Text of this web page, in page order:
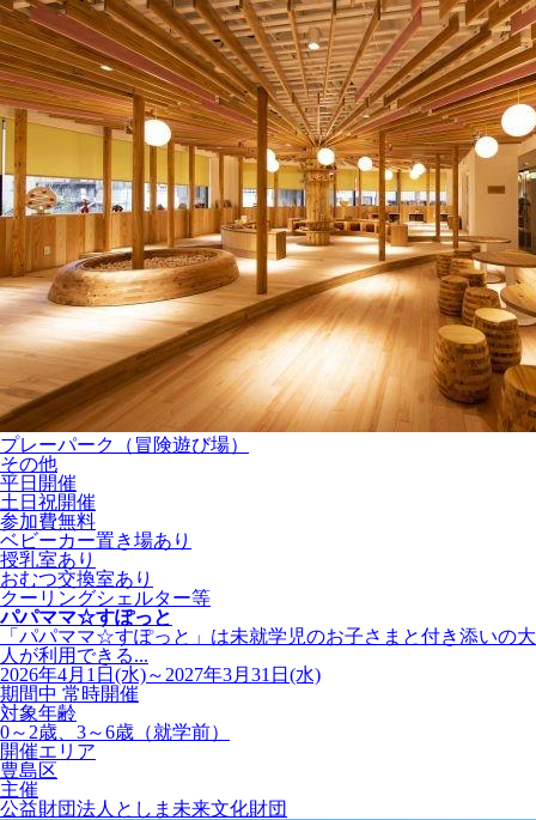
プレーパーク（冒険遊び場）
その他
平日開催
土日祝開催
参加費無料
ベビーカー置き場あり
授乳室あり
おむつ交換室あり
クーリングシェルター等
パパママ☆すぽっと
「パパママ☆すぽっと」は未就学児のお子さまと付き添いの大
人が利用できる...
2026年4月1日(水)～2027年3月31日(水)
期間中 常時開催
対象年齢
0～2歳、3～6歳（就学前）
開催エリア
豊島区
主催
公益財団法人としま未来文化財団